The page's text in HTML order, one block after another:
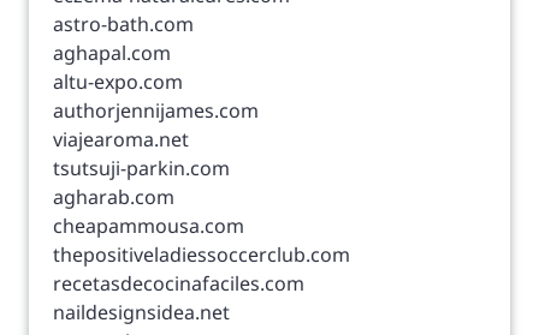
astro-bath.com
aghapal.com
altu-expo.com
authorjennijames.com
viajearoma.net
tsutsuji-parkin.com
agharab.com
cheapammousa.com
thepositiveladiessoccerclub.com
recetasdecocinafaciles.com
naildesignsidea.net